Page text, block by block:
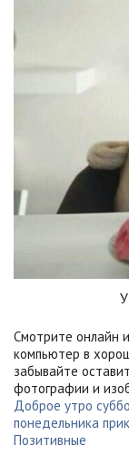
Смотрите онлайн
компьютер в
забывайте
фотографии и
Доброе утро
понедельника
Позитивные